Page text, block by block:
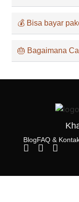
💰 Bisa bayar
🎂 Bagaimana
BlogFAQ &